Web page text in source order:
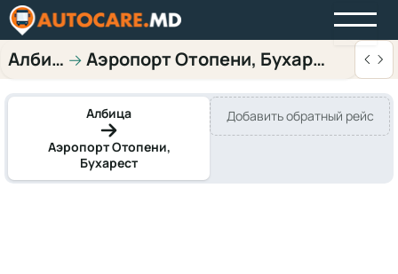
Албица→ Аэропорт Отопени, Бухарест
Албица
Аэропорт Отопени,
Бухарест
Добавить обратный рейс